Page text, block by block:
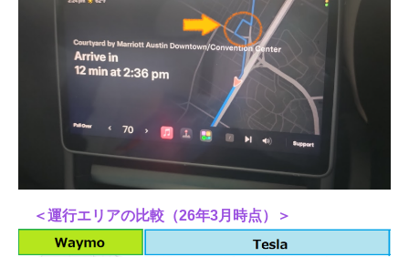
＜運行エリアの比較（26年3月時点）＞